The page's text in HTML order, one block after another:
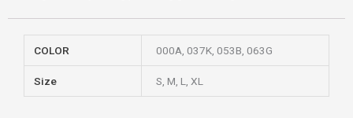
COLOR 000A, 037K, 053B, 063G
Size S, M, L, XL